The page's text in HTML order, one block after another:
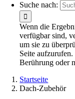
Suche nach:
Wenn die
verfügbar sind,
um sie zu
Seite
Berührung oder
Startseite
Dach-Zubehör